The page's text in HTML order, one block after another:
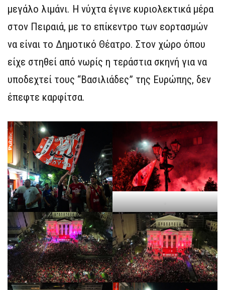
μεγάλο λιμάνι. Η νύχτα έγινε κυριολεκτικά μέρα
στον Πειραιά, με το επίκεντρο των εορτασμών
να είναι το Δημοτικό Θέατρο. Στον χώρο όπου
είχε στηθεί από νωρίς η τεράστια σκηνή για να
υποδεχτεί τους “Βασιλιάδες” της Ευρώπης, δεν
έπεφτε καρφίτσα.
.